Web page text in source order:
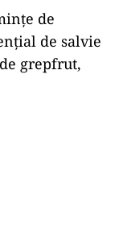
de
de salvie
grepfrut,